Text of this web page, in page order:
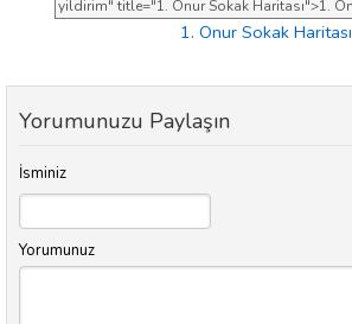
1. Onur Sokak Haritası
Yorumunuzu Paylaşın
İsminiz
Yorumunuz